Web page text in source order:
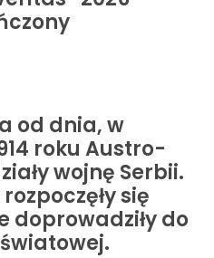
od dnia, w
roku Austro-
wojnę Serbii.
się
doprowadziły do